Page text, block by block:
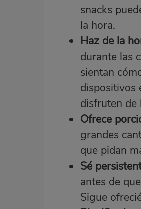
snacks
la hora.
Haz de la
durante las
sientan
dispositivos
disfruten de
Ofrece
grandes
que pidan
Sé
antes de
Sigue